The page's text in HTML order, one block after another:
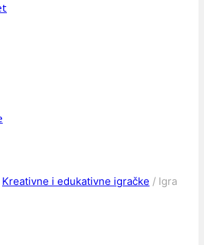
Kreativne i edukativne igračke / Igra